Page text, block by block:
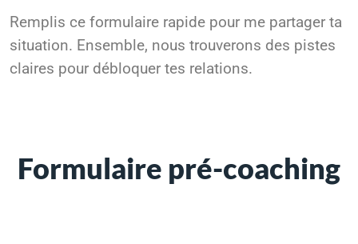
Remplis ce formulaire rapide pour me partager ta
situation. Ensemble, nous trouverons des pistes
claires pour débloquer tes relations.
Formulaire pré-coaching